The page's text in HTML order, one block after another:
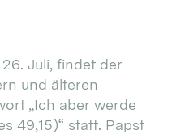
Juli, findet der
und älteren
„Ich aber werde
49,15)“ statt. Papst